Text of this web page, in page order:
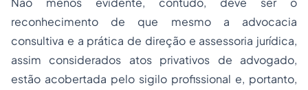
reconhecimento de que mesmo a advocacia
consultiva e a prática de direção e assessoria jurídica,
assim considerados atos privativos de advogado,
estão acobertada pelo sigilo profissional e, portanto,